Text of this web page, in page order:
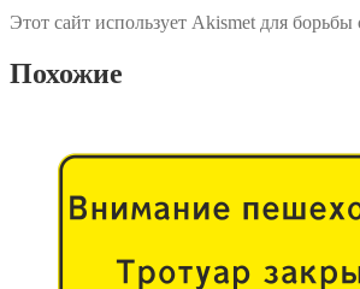
Этот сайт использует Akismet для борьбы
Похожие